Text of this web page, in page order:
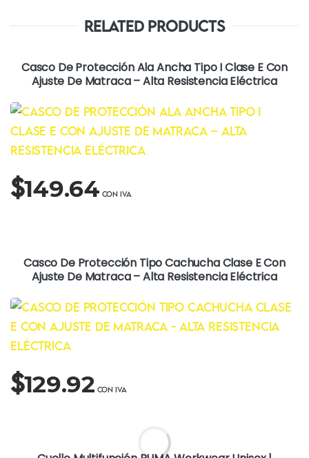
Related Products
Casco De Protección Ala Ancha Tipo I Clase E Con
Ajuste De Matraca – Alta Resistencia Eléctrica
$149.64
Casco De Protección Tipo Cachucha Clase E Con
Ajuste De Matraca – Alta Resistencia Eléctrica
$129.92